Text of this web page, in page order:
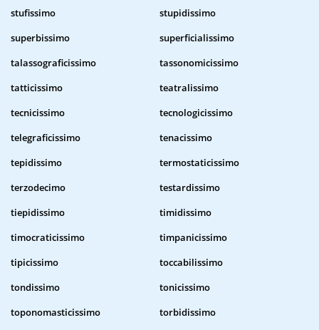
stufissimo
stupidissimo
superbissimo
superficialissimo
talassograficissimo
tassonomicissimo
tatticissimo
teatralissimo
tecnicissimo
tecnologicissimo
telegraficissimo
tenacissimo
tepidissimo
termostaticissimo
terzodecimo
testardissimo
tiepidissimo
timidissimo
timocraticissimo
timpanicissimo
tipicissimo
toccabilissimo
tondissimo
tonicissimo
toponomasticissimo
torbidissimo